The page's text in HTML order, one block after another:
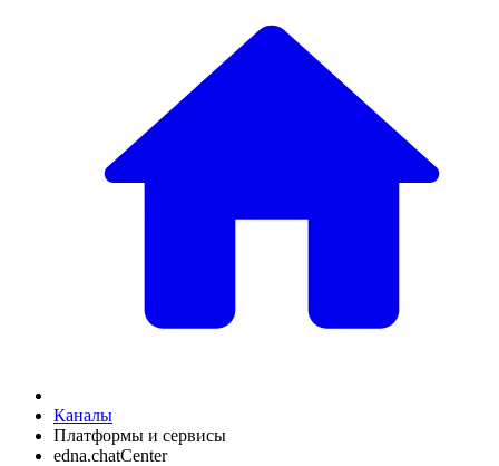
Каналы
Платформы и сервисы
edna.chatCenter